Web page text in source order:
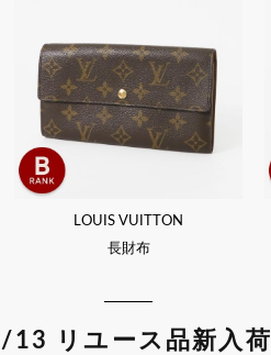
LOUIS VUITTON
長財布
13 リユース品新入荷